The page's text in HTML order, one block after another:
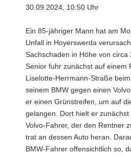
30.09.2024, 10:50 Uhr
Ein 85-jähriger Mann hat am
Unfall in Hoyerswerda
Sachschaden in Höhe von circa
Senior fuhr zunächst auf einem
Liselotte-Herrmann-Straße
seinem BMW gegen einen
er einen Grünstreifen, um auf
gelangen. Dort hielt er
Volvo-Fahrer, der den Rentner
trat an dessen Auto heran.
BMW-Fahrer offensichtlich so,